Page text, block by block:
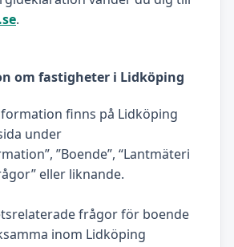
.
om fastigheter i Lidköping
finns på Lidköping
under
”Boende”, “Lantmäteri
eller liknande.
frågor för boende
inom Lidköping